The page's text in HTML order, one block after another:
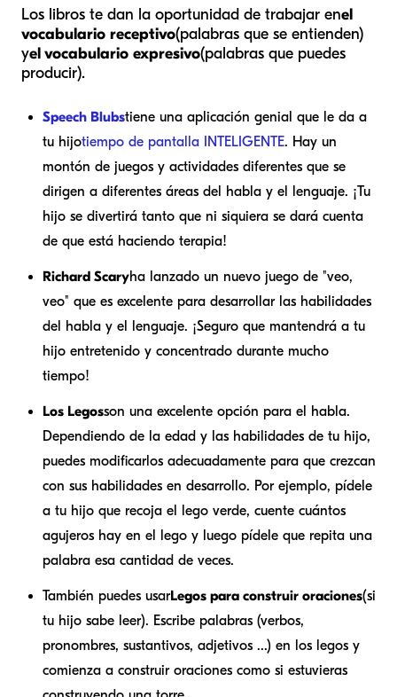
Los libros te dan la oportunidad de trabajar enel
vocabulario receptivo(palabras que se entienden)
yel vocabulario expresivo(palabras que puedes
producir).
Speech Blubstiene una aplicación genial que le da a
tu hijotiempo de pantalla INTELIGENTE. Hay un
montón de juegos y actividades diferentes que se
dirigen a diferentes áreas del habla y el lenguaje. ¡Tu
hijo se divertirá tanto que ni siquiera se dará cuenta
de que está haciendo terapia!
Richard Scaryha lanzado un nuevo juego de "veo,
veo" que es excelente para desarrollar las habilidades
del habla y el lenguaje. ¡Seguro que mantendrá a tu
hijo entretenido y concentrado durante mucho
tiempo!
Los Legosson una excelente opción para el habla.
Dependiendo de la edad y las habilidades de tu hijo,
puedes modificarlos adecuadamente para que crezcan
con sus habilidades en desarrollo. Por ejemplo, pídele
a tu hijo que recoja el lego verde, cuente cuántos
agujeros hay en el lego y luego pídele que repita una
palabra esa cantidad de veces.
También puedes usarLegos para construir oraciones(si
tu hijo sabe leer). Escribe palabras (verbos,
pronombres, sustantivos, adjetivos ...) en los legos y
comienza a construir oraciones como si estuvieras